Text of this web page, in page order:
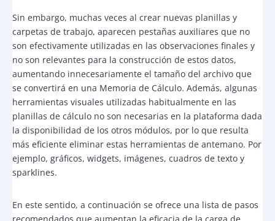
Sin embargo, muchas veces al crear nuevas planillas y
carpetas de trabajo, aparecen pestañas auxiliares que no
son efectivamente utilizadas en las observaciones finales y
no son relevantes para la construcción de estos datos,
aumentando innecesariamente el tamaño del archivo que
se convertirá en una Memoria de Cálculo. Además, algunas
herramientas visuales utilizadas habitualmente en las
planillas de cálculo no son necesarias en la plataforma dada
la disponibilidad de los otros módulos, por lo que resulta
más eficiente eliminar estas herramientas de antemano. Por
ejemplo, gráficos, widgets, imágenes, cuadros de texto y
sparklines.
En este sentido, a continuación se ofrece una lista de pasos